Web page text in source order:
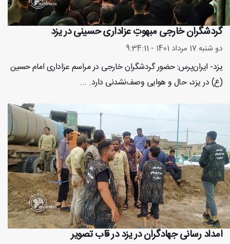
گردشگران خارجی مبهوتِ عزاداری حسینی در یزد
دو شنبه 17 مرداد 1401 - 9:34:11
یزد- ایران‌پرس: حضور گردشگران خارجی در مراسم عزاداری امام حسین
(ع) در یزد، حال و هوایی وصف‌نشدنی دارد. ...
امداد رسانی جهادگران در یزد در قاب تصویر